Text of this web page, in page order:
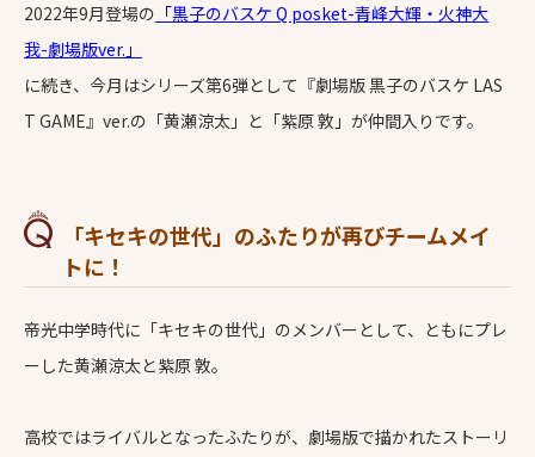
2022年9月登場の 「黒子のバスケ Q posket-青峰大輝・火神大
我-劇場版ver.」
に続き、今月はシリーズ第6弾として『劇場版 黒子のバスケ LAS
T GAME』ver.の「黄瀬涼太」と「紫原 敦」が仲間入りです。
「キセキの世代」のふたりが再びチームメイ
トに！
帝光中学時代に「キセキの世代」のメンバーとして、ともにプレ
ーした黄瀬涼太と紫原 敦。
高校ではライバルとなったふたりが、劇場版で描かれたストーリ